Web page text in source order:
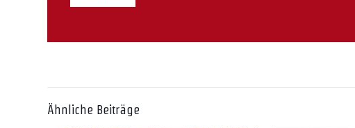
Ähnliche Beiträge